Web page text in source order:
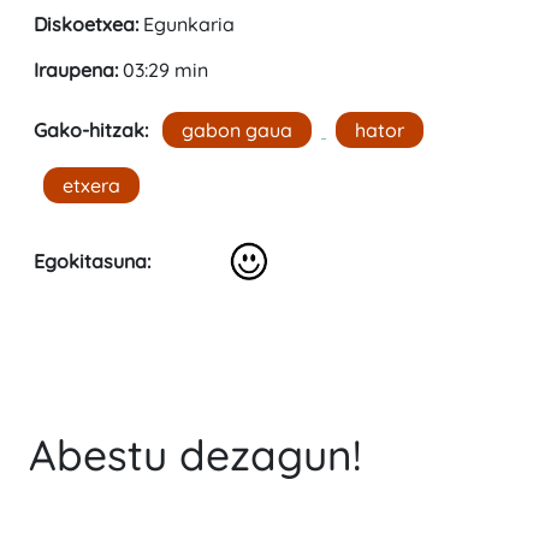
Diskoetxea:Egunkaria
Iraupena:03:29 min
Gako-hitzak: gabon gaua hator
etxera
Egokitasuna:
Abestu dezagun!